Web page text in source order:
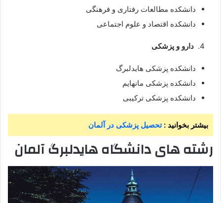
دانشکده مطالعات رفتاری و فرهنگی
دانشکده اقتصاد و علوم اجتماعی
دارو و پزشکی
دانشکده پزشکی هایدلبرگ
دانشکده پزشکی مانهایم
دانشکده پزشکی ترکیبی
بیشتر بخوانید :تحصیل پزشکی در آلمان
رشته های دانشگاه هایدلبرگ آلمان